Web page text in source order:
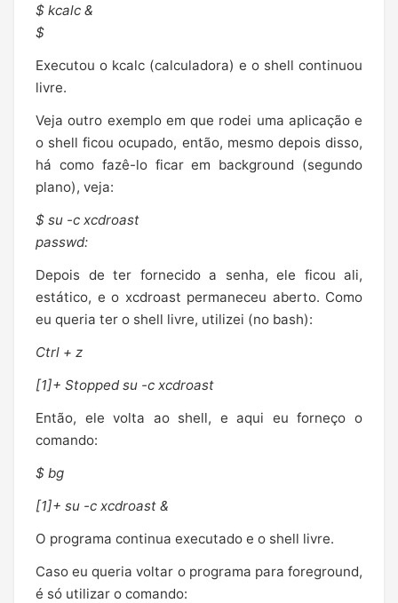
$ kcalc &
$
Executou o kcalc (calculadora) e o shell continuou
livre.
Veja outro exemplo em que rodei uma aplicação e
o shell ficou ocupado, então, mesmo depois disso,
há como fazê-lo ficar em background (segundo
plano), veja:
$ su -c xcdroast
passwd:
Depois de ter fornecido a senha, ele ficou ali,
estático, e o xcdroast permaneceu aberto. Como
eu queria ter o shell livre, utilizei (no bash):
Ctrl + z
[1]+ Stopped su -c xcdroast
Então, ele volta ao shell, e aqui eu forneço o
comando:
$ bg
[1]+ su -c xcdroast &
O programa continua executado e o shell livre.
Caso eu queria voltar o programa para foreground,
é só utilizar o comando: